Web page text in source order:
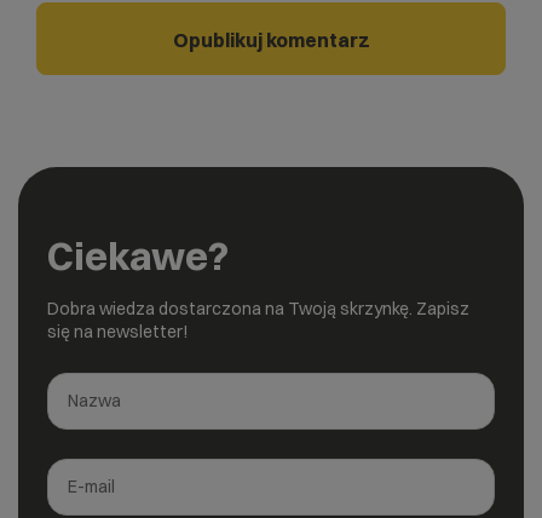
Ciekawe?
Dobra wiedza dostarczona na Twoją skrzynkę. Zapisz
się na newsletter!